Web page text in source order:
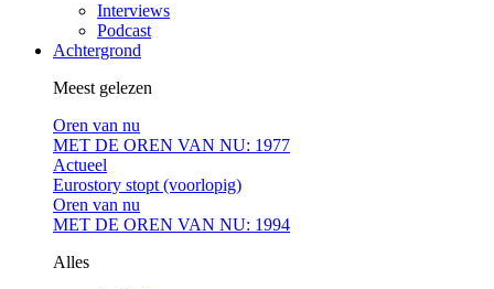
Interviews
Podcast
Achtergrond
Meest gelezen
Oren van nu
MET DE OREN VAN NU: 1977
Actueel
Eurostory stopt (voorlopig)
Oren van nu
MET DE OREN VAN NU: 1994
Alles